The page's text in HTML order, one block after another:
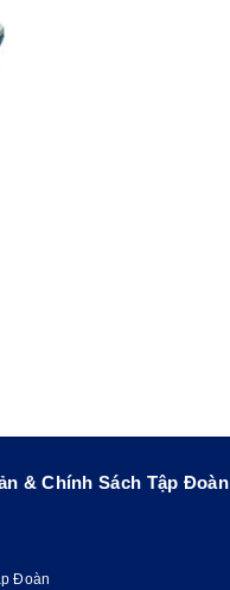
& Chính Sách Tập Đoàn
Đoàn